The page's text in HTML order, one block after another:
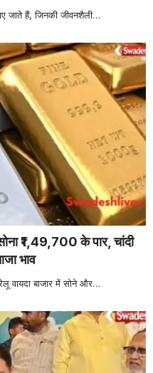
जाते हैं, जिनकी जीवनशैली…
₹1,49,700 के पार, चांदी
भाव
बाजार में सोने और…